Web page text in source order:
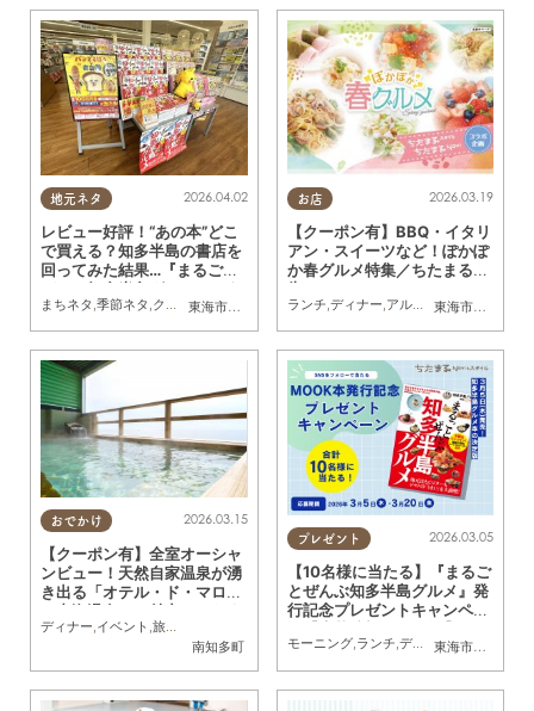
地元ネタ
東海市
,大府市 知多市,東浦町,阿久比町,半田市,常滑市
2026.04.02
レビュー好評！“あの本”どこ
で買える？知多半島の書店を
回ってみた結果…『まるごと
ぜんぶ知多半島グルメ』ぴあ
×ちたまるMOOK本
まちネタ 季節ネタ クーポン
お店
東海市
,大府市
2026.03.19
【クーポン有】BBQ・イタリ
アン・スイーツなど！ぽかぽ
か春グルメ特集／ちたまる広
告
ランチ ディナー アルコール ,ラーメン
おでかけ
南知多町
2026.03.15
【クーポン有】全室オーシャ
ンビュー！天然自家温泉が湧
き出る「オテル・ド・マロニ
エ内海温泉」の魅力／ちたま
る広告
ディナー イベント 旅行 クーポン 家族 友人
プレゼント
東海市
,大府市
2026.03.05
【10名様に当たる】『まるご
とぜんぶ知多半島グルメ』発
行記念プレゼントキャンペー
モーニング,ランチ,ディナー ,ラーメン